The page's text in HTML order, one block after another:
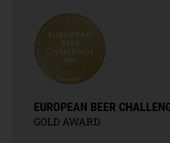
EUROPEAN BEER
GOLD AWARD